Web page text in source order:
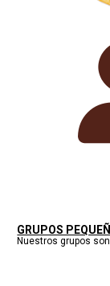
GRUPOS
Nuestros grupos